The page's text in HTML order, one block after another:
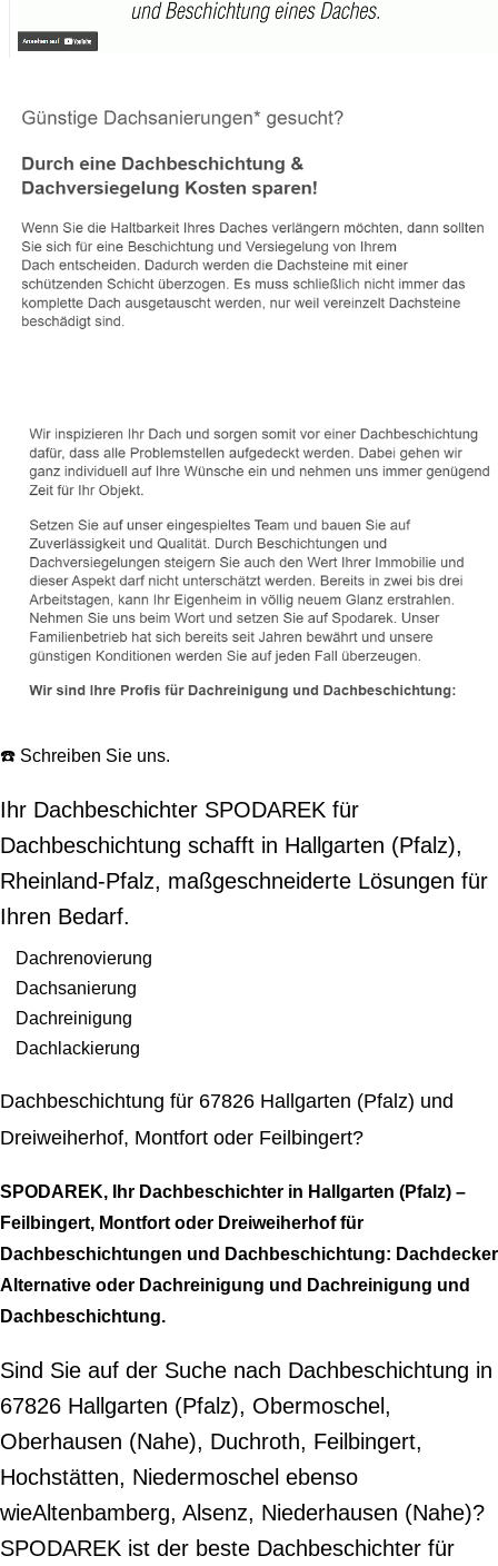
☎️ Schreiben Sie uns.
Ihr Dachbeschichter SPODAREK für
Dachbeschichtung schafft in Hallgarten (Pfalz),
Rheinland-Pfalz, maßgeschneiderte Lösungen für
Ihren Bedarf.
Dachrenovierung
Dachsanierung
Dachreinigung
Dachlackierung
Dachbeschichtung für 67826 Hallgarten (Pfalz) und
Dreiweiherhof, Montfort oder Feilbingert?
SPODAREK, Ihr Dachbeschichter in Hallgarten (Pfalz) –
Feilbingert, Montfort oder Dreiweiherhof für
Dachbeschichtungen und Dachbeschichtung: Dachdecker
Alternative oder Dachreinigung und Dachreinigung und
Dachbeschichtung.
Sind Sie auf der Suche nach Dachbeschichtung in
67826 Hallgarten (Pfalz), Obermoschel,
Oberhausen (Nahe), Duchroth, Feilbingert,
Hochstätten, Niedermoschel ebenso
wieAltenbamberg, Alsenz, Niederhausen (Nahe)?
SPODAREK ist der beste Dachbeschichter für